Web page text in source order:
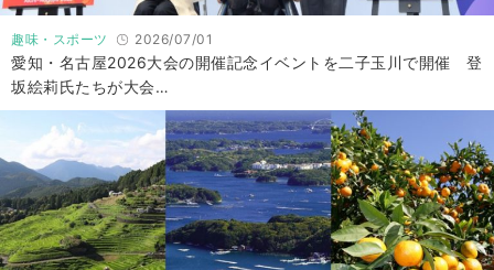
趣味・スポーツ 2026/07/01
愛知・名古屋2026大会の開催記念イベントを二子玉川で開催 登
坂絵莉氏たちが大会…